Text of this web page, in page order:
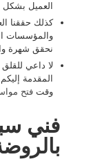
العميل بشكل
كذلك حققنا
والمؤسسات
نحقق شهرة
لا داعي
المقدمة
وقت فتح
فني